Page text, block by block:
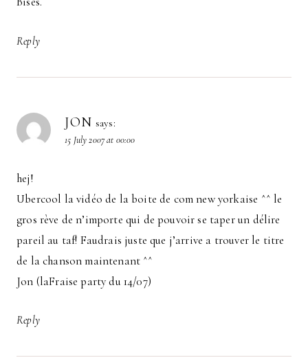
Reply
JON says:
15 July 2007 at 00:00
hej!
Ubercool la vidéo de la boite de com new yorkaise ^^ le
gros rève de n’importe qui de pouvoir se taper un délire
pareil au taf! Faudrais juste que j’arrive a trouver le titre
de la chanson maintenant ^^
Jon (laFraise party du 14/07)
Reply